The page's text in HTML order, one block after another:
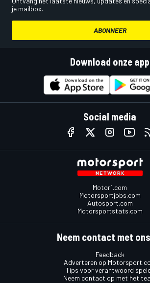
je mailbox.
ABONNEER
Download onze app
Social media
Motor1.com
Motorsportjobs.com
Autosport.com
Motorsportstats.com
Neem contact met
Feedback
Adverteren op
Tips voor verantwoord
Neem contact op met het